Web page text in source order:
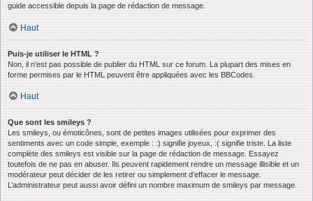
guide accessible depuis la page de rédaction de message.
Haut
Puis-je utiliser le HTML ?
Non, il n’est pas possible de publier du HTML sur ce forum. La plupart des mises en
forme permises par le HTML peuvent être appliquées avec les BBCodes.
Haut
Que sont les smileys ?
Les smileys, ou émoticônes, sont de petites images utilisées pour exprimer des
sentiments avec un code simple, exemple : :) signifie joyeux, :( signifie triste. La liste
complète des smileys est visible sur la page de rédaction de message. Essayez
toutefois de ne pas en abuser. Ils peuvent rapidement rendre un message illisible et un
modérateur peut décider de les retirer ou simplement d’effacer le message.
L’administrateur peut aussi avoir défini un nombre maximum de smileys par message.